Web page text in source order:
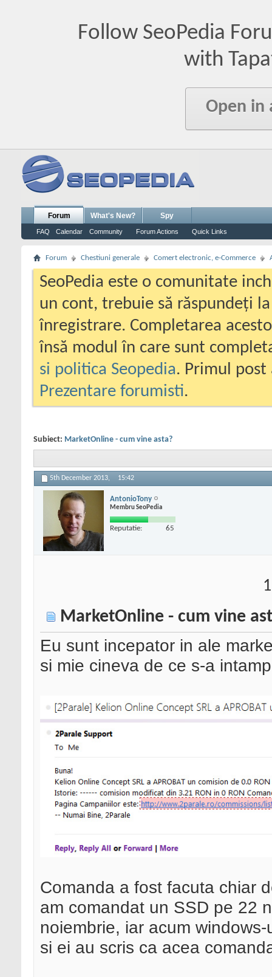
Follow SeoPedia
with
Open in
Forum
FAQ Calendar Community Forum Actions Quick Links
What's New? Spy
Forum Chestiuni generale Comert electronic, e-Commerce
SeoPedia este o comunitate
un cont, trebuie să răspundeți
înregistrare. Completarea
însă modul în care sunt
si politica Seopedia. Primul
Prezentare forumisti.
Subiect: MarketOnline - cum vine asta?
5th December 2013, 15:42
AntonioTony
Membru SeoPedia
Reputatie: 65
MarketOnline - cum vine
Eu sunt incepator in ale
si mie cineva de ce s-a
Comanda a fost facuta chiar
am comandat un SSD pe 22
noiembrie, iar acum
si ei au scris ca acea